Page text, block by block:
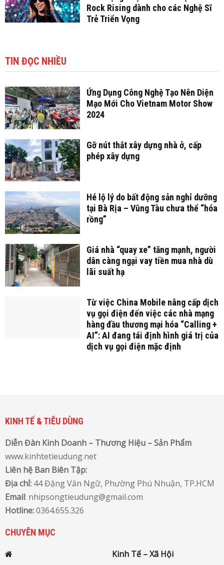
Rock Rising dành cho các Nghệ Sĩ
Trẻ Triển Vọng
TIN ĐỌC NHIỀU
Ứng Dụng Công Nghệ Tạo Nên Diện
Mạo Mới Cho Vietnam Motor Show
2024
Gỡ nút thắt xây dựng nhà ở, cấp
phép xây dựng
Hé lộ lý do bất động sản nghỉ dưỡng
tại Bà Rịa – Vũng Tàu chưa thể “hóa
rồng”
Giá nhà “quay xe” tăng mạnh, người
dân càng ngại vay tiền mua nhà dù
lãi suất hạ
Từ việc China Mobile nâng cấp dịch
vụ gọi điện đến việc các nhà mạng
hàng đầu thương mại hóa “Calling +
AI”: AI đang tái định hình giá trị của
dịch vụ gọi điện mặc định
KINH TẾ & TIÊU DÙNG
Diễn Đàn Kinh Doanh – Thương Hiệu – Sản Phẩm
www.kinhtetieudung.net
Liên hệ Ban Biên Tập:
Địa chỉ: 44 Đặng Văn Ngữ, Phường Phú Nhuận, TP.HCM
Email: nhipsongtieudung@gmail.com
Hotline:0364.655.326
CHUYÊN MỤC
Kinh Tế – Xã Hội